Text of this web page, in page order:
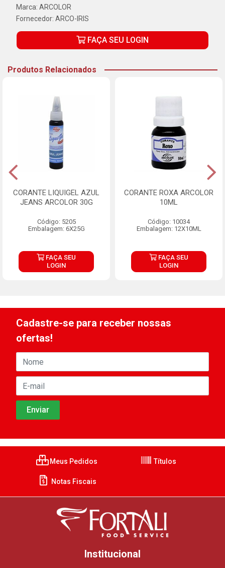
Marca: ARCOLOR
Fornecedor: ARCO-IRIS
FAÇA SEU LOGIN
Produtos Relacionados
CORANTE LIQUIGEL AZUL
JEANS ARCOLOR 30G
Código: 5205
Embalagem: 6X25G
FAÇA SEU
LOGIN
CORANTE ROXA ARCOLOR
10ML
Código: 10034
Embalagem: 12X10ML
FAÇA SEU
LOGIN
Cadastre-se para receber nossas
ofertas!
Meus Pedidos Títulos
Notas Fiscais
Institucional